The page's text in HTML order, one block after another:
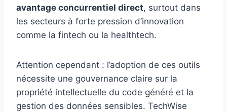
avantage concurrentiel direct, surtout dans
les secteurs à forte pression d’innovation
comme la fintech ou la healthtech.
Attention cependant : l’adoption de ces outils
nécessite une gouvernance claire sur la
propriété intellectuelle du code généré et la
gestion des données sensibles. TechWise